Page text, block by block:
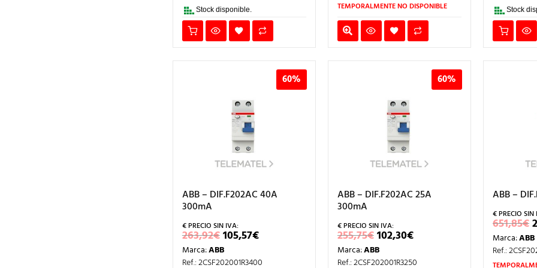
Stock disponible. TEMPORALMENTE NO DISPONIBLE Stock
60%
ABB – DIF.F202AC 40A
300mA
263,92€EL
PRECIO
ORIGINAL
ERA:
105,57€EL
PRECIO
ES:
Marca:ABB
Ref.: 2CSF202001R3400
60%
ABB – DIF.F202AC 25A
300mA
255,75€EL
PRECIO
ORIGINAL
ERA:
102,30€EL
PRECIO
ES:
Marca:ABB
Ref.: 2CSF202001R3250
ABB –
651,85€
Marca:ABB
Ref.: